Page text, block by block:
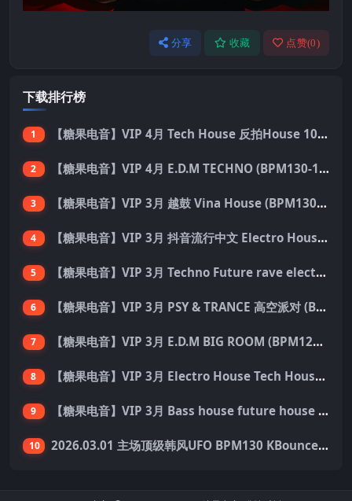
分享 收藏 点赞(0)
下载排行榜
1 【糖果电音】VIP 4月 Tech House 反拍House 100首 Pack
2 【糖果电音】VIP 4月 E.D.M TECHNO (BPM130-150) 国内外优秀制作人ID 137首 Pack
3 【糖果电音】VIP 3月 越鼓 Vina House (BPM130-140) 33首 Pack
4 【糖果电音】VIP 3月 抖音流行中文 Electro House 227首 Pack
5 【糖果电音】VIP 3月 Techno Future rave electro hard dance 136首 Pack
6 【糖果电音】VIP 3月 PSY & TRANCE 高空派对 (BPM138-150) 55首 Pack
7 【糖果电音】VIP 3月 E.D.M BIG ROOM (BPM128-140) 外网资源 149首 Pack
8 【糖果电音】VIP 3月 Electro House Tech House 200首 Pack
9 【糖果电音】VIP 3月 Bass house future house Tech house 155首 Pack
10 2026.03.01 主场顶级韩风UFO BPM130 KBounce&Techno&House心动派对思路（附点位图）